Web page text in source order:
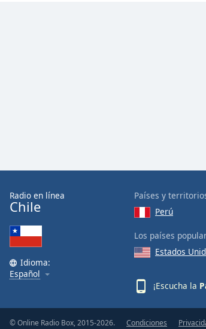
Edge
Style
Close
Radio en línea
Chile
Idioma:
Español
Países y
Perú
Los países
Estados
¡Escucha la
© Online Radio Box, 2015-2026.
Condiciones